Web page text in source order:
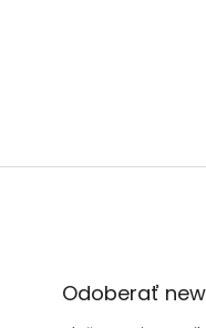
Odoberať